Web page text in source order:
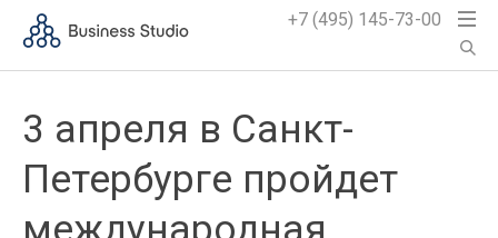
+7 (495) 145-73-00
3 апреля в Санкт-
Петербурге пройдет